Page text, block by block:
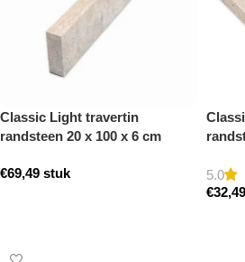
Classic Light travertin
randsteen 20 x 100 x 6 cm
getrommeld
€69,49 stuk
5.0
€32,49